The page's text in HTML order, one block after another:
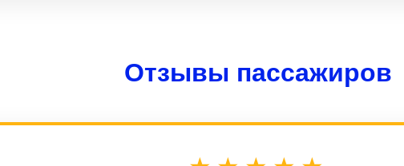
Отзывы пассажиров